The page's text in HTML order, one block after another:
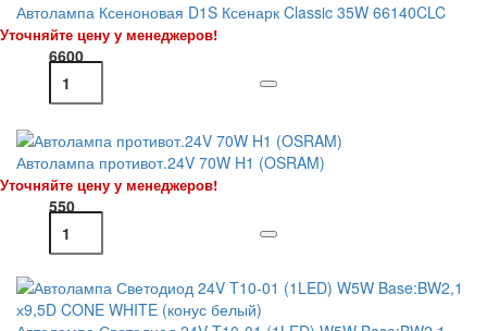
Автолампа Ксеноновая D1S Ксенарк Classic 35W 66140CLC
Уточняйте цену у менеджеров!
6600
Автолампа противот.24V 70W H1 (OSRAM)
Уточняйте цену у менеджеров!
550